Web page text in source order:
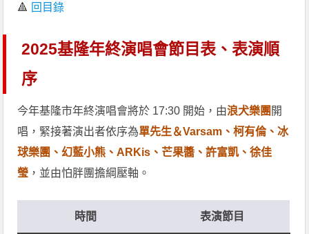
🔺 回目錄
2025基隆年終演唱會節目表、表演順
序
今年基隆市年終演唱會將於 17:30 開始，由浪犬樂團 開
唱，緊接著演出者依序為單先生＆Varsam、柯有倫、冰
球樂團、幻藍小熊、ARKis、芒果醬、許富凱、徐佳
瑩 ，並由怕胖團擔綱壓軸。
時間 表演節目